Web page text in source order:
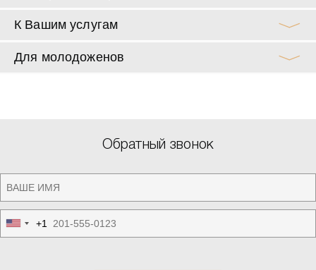
К Вашим услугам
Для молодоженов
Обратный звонок
United
States
+1